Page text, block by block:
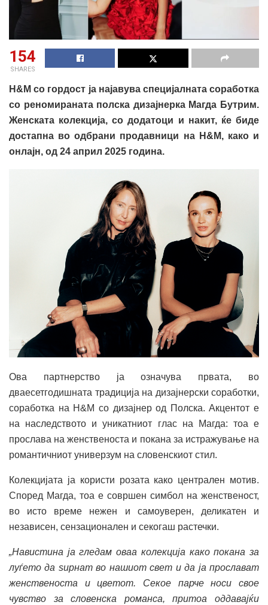
154
SHARES
H&M со гордост ја најавува специјалнатасоработка
со реномираната полска дизајнерка Магда Бутрим.
Женската колекција, со додатоци и накит, ќе биде
достапна воодбрани продавници на H&M, како и
онлајн, од 24 април 2025 година.
Ова партнерство ја означува првата, во
дваесетгодишната традиција на дизајнерски соработки,
соработка на H&M со дизајнер од Полска. Акцентот е
на наследството и уникатниот глас на Магда: тоа е
прослава на женственоста и покана за истражување на
романтичниот универзум на словенскиот стил.
Колекцијата ја користи розата како централен мотив.
Според Магда, тоа е совршен симбол на женственост,
во исто време нежен и самоуверен, деликатен и
независен, сензационален и секогаш растечки.
„Навистина ја гледам оваа колекција како покана за
луѓето да ѕирнат во нашиот свет и да ја прослават
женственоста и цветот. Секое парче носи свое
чувство за словенска романса, притоа оддавајќи